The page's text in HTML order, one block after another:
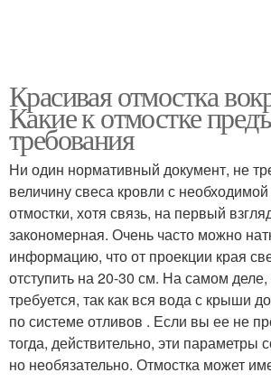
Красивая отмостка
Какие к отмостке
требования
Ни один нормативный документ, не
величину свеса кровли с
отмостки, хотя связь, на первый
закономерная. Очень часто можно
информацию, что от проекции края
отступить на 20-30 см. На самом деле,
требуется, так как вся вода с крыши
по системе отливов . Если вы ее не
тогда, действительно, эти параметры
но необязательно. Отмостка может